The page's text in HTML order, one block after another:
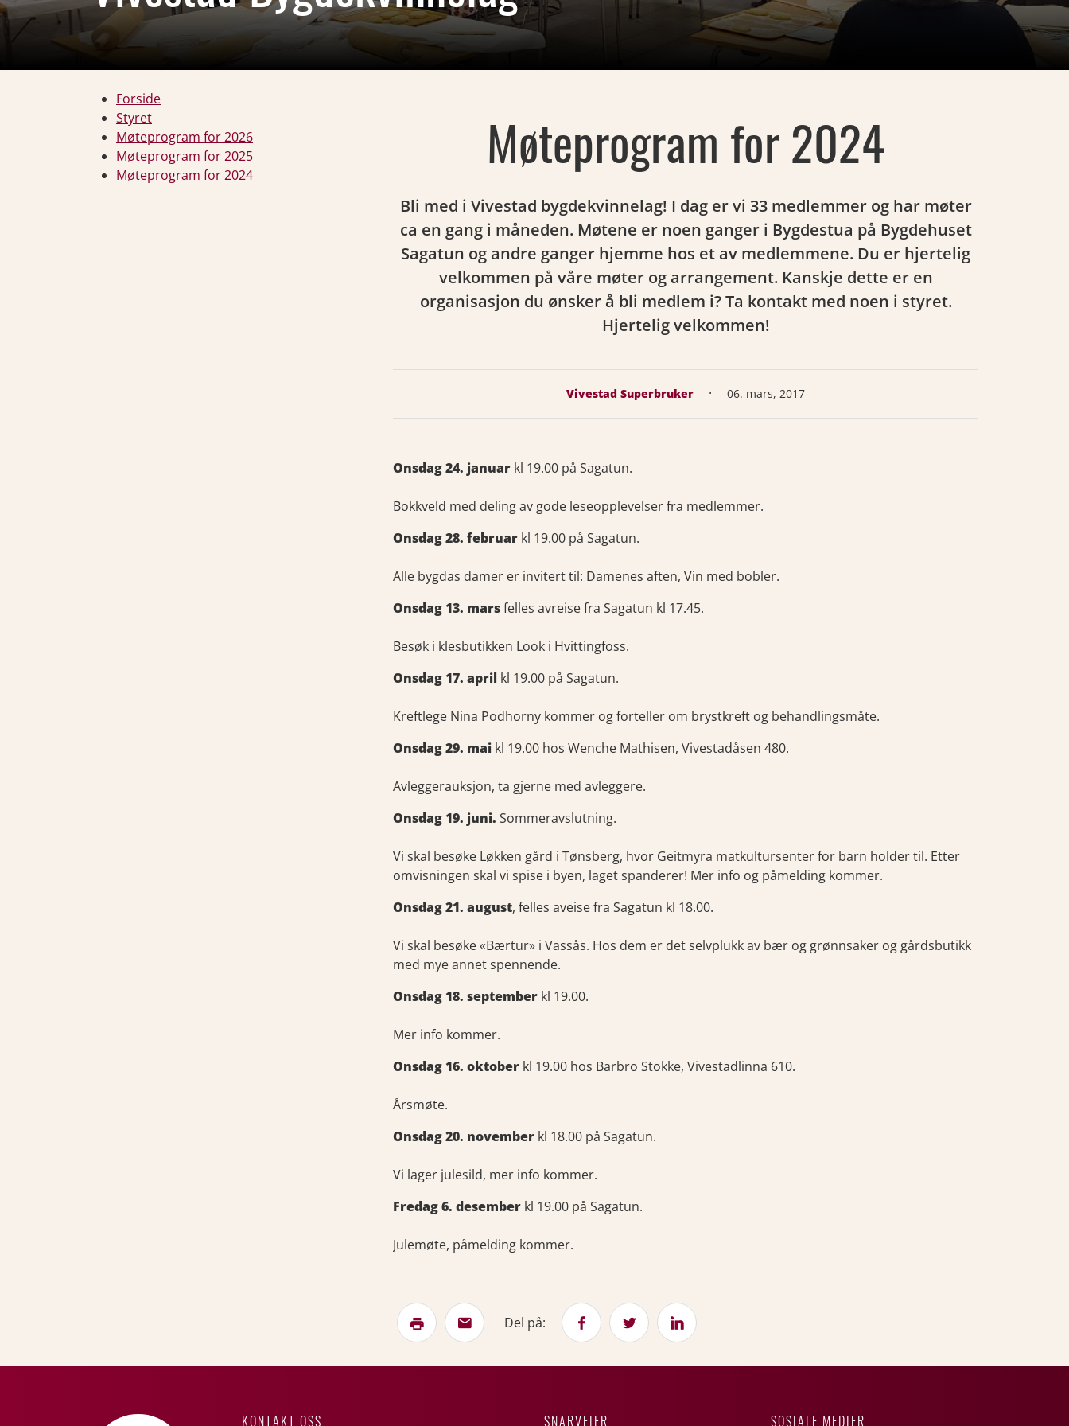
Forside
Styret
Møteprogram for 2026
Møteprogram for 2025
Møteprogram for 2024
Møteprogram for 2024
Bli med i Vivestad bygdekvinnelag! I dag er vi 33 medlemmer og har møter
ca en gang i måneden. Møtene er noen ganger i Bygdestua på Bygdehuset
Sagatun og andre ganger hjemme hos et av medlemmene. Du er hjertelig
velkommen på våre møter og arrangement. Kanskje dette er en
organisasjon du ønsker å bli medlem i? Ta kontakt med noen i styret.
Hjertelig velkommen!
Vivestad Superbruker · 06. mars, 2017
Onsdag 24. januar kl 19.00 på Sagatun.
Bokkveld med deling av gode leseopplevelser fra medlemmer.
Onsdag 28. februar kl 19.00 på Sagatun.
Alle bygdas damer er invitert til: Damenes aften, Vin med bobler.
Onsdag 13. marsfelles avreise fra Sagatun kl 17.45.
Besøk i klesbutikken Look i Hvittingfoss.
Onsdag 17. april kl 19.00 på Sagatun.
Kreftlege Nina Podhorny kommer og forteller om brystkreft og behandlingsmåte.
Onsdag 29. mai kl 19.00 hos Wenche Mathisen, Vivestadåsen 480.
Avleggerauksjon, ta gjerne med avleggere.
Onsdag 19. juni. Sommeravslutning.
Vi skal besøke Løkken gård i Tønsberg, hvor Geitmyra matkultursenter for barn holder til. Etter
omvisningen skal vi spise i byen, laget spanderer! Mer info og påmelding kommer.
Onsdag 21. august, felles aveise fra Sagatun kl 18.00.
Vi skal besøke «Bærtur» i Vassås. Hos dem er det selvplukk av bær og grønnsaker og gårdsbutikk
med mye annet spennende.
Onsdag 18. september kl 19.00.
Mer info kommer.
Onsdag 16. oktober kl 19.00 hos Barbro Stokke, Vivestadlinna 610.
Årsmøte.
Onsdag 20. november kl 18.00 på Sagatun.
Vi lager julesild, mer info kommer.
Fredag 6. desember kl 19.00 på Sagatun.
Julemøte, påmelding kommer.
Del på:
KONTAKT OSS SNARVEIER SOSIALE MEDIER